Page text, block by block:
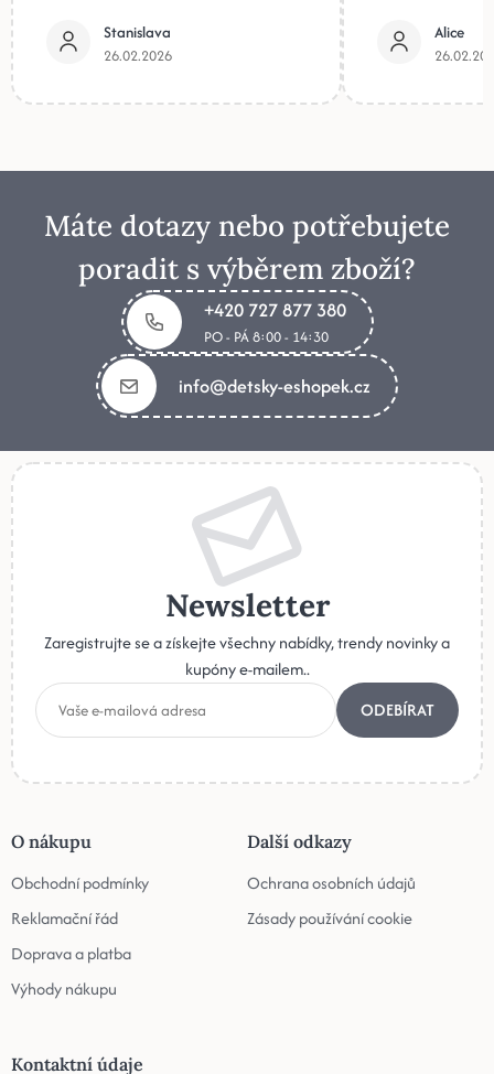
Stanislava
26.02.2026
Alice
Máte dotazy nebo potřebujete
poradit s výběrem zboží?
+420 727 877 380
PO - PÁ 8:00 - 14:30
info@detsky-eshopek.cz
Newsletter
Zaregistrujte se a získejte všechny nabídky, trendy novinky a
kupóny e-mailem..
ODEBÍRAT
O nákupu
Obchodní podmínky
Reklamační řád
Doprava a platba
Výhody nákupu
Další odkazy
Ochrana osobních údajů
Zásady používání cookie
Kontaktní údaje